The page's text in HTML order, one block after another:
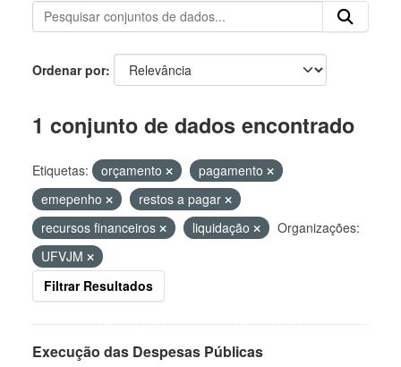
Ordenar por
1 conjunto de dados encontrado
Etiquetas: orçamento
pagamento
emepenho
restos a pagar
recursos financeiros
liquidação
Organizações:
UFVJM
Filtrar Resultados
Execução das Despesas Públicas